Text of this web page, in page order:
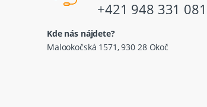
+421 948 331 081
Kde nás nájdete?
Malookočská 1571, 930 28 Okoč